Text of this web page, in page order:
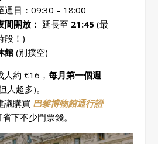
週日：09:30 – 18:00
間開放： 延長至 21:45 (最
段！)
館 (別撲空)
人約 €16， 每月第一個週
人超多)。
議購買 巴黎博物館通行證
下不少門票錢。